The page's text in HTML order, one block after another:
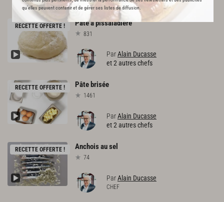
qu’elles peuvent contenir et de gérer ses listes de diffusion.
RECOMMANDE
RECETTE OFFERTE ! Pâteàpissaladière
831
ParAlain Ducasse
et 2 autres chefs
RECETTE OFFERTE ! Pâte brisée
1461
ParAlain Ducasse
et 2 autres chefs
RECETTE OFFERTE ! Anchoisausel
74
ParAlain Ducasse
CHEF